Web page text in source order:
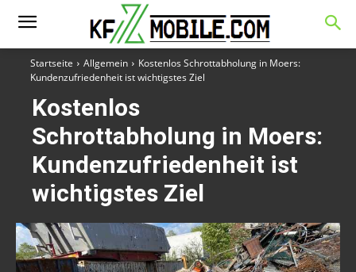
Startseite Allgemein
Kostenlos Schrottabholung in Moers:
Kundenzufriedenheit ist wichtigstes Ziel
Kostenlos
Schrottabholung in Moers:
Kundenzufriedenheit ist
wichtigstes Ziel